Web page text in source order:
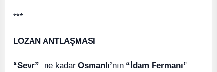
***
LOZAN ANTLAŞMASI
“Sevr” ne kadar Osmanlı’nın “İdam Fermanı”